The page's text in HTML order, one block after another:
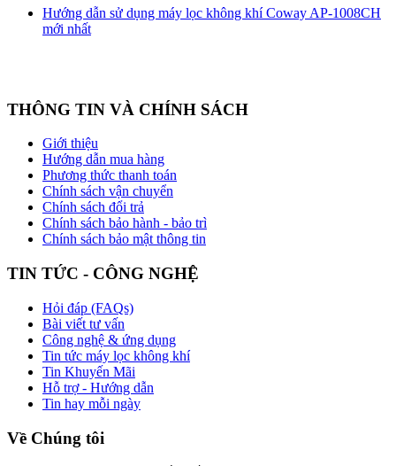
Hướng dẫn sử dụng máy lọc không khí Coway AP-1008CH
mới nhất
THÔNG TIN VÀ CHÍNH SÁCH
Giới thiệu
Hướng dẫn mua hàng
Phương thức thanh toán
Chính sách vận chuyển
Chính sách đổi trả
Chính sách bảo hành - bảo trì
Chính sách bảo mật thông tin
TIN TỨC - CÔNG NGHỆ
Hỏi đáp (FAQs)
Bài viết tư vấn
Công nghệ & ứng dụng
Tin tức máy lọc không khí
Tin Khuyến Mãi
Hỗ trợ - Hướng dẫn
Tin hay mỗi ngày
Về Chúng tôi